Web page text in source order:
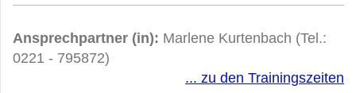
Ansprechpartner (in): Marlene Kurtenbach (Tel.:
0221 - 795872)
... zu den Trainingszeiten